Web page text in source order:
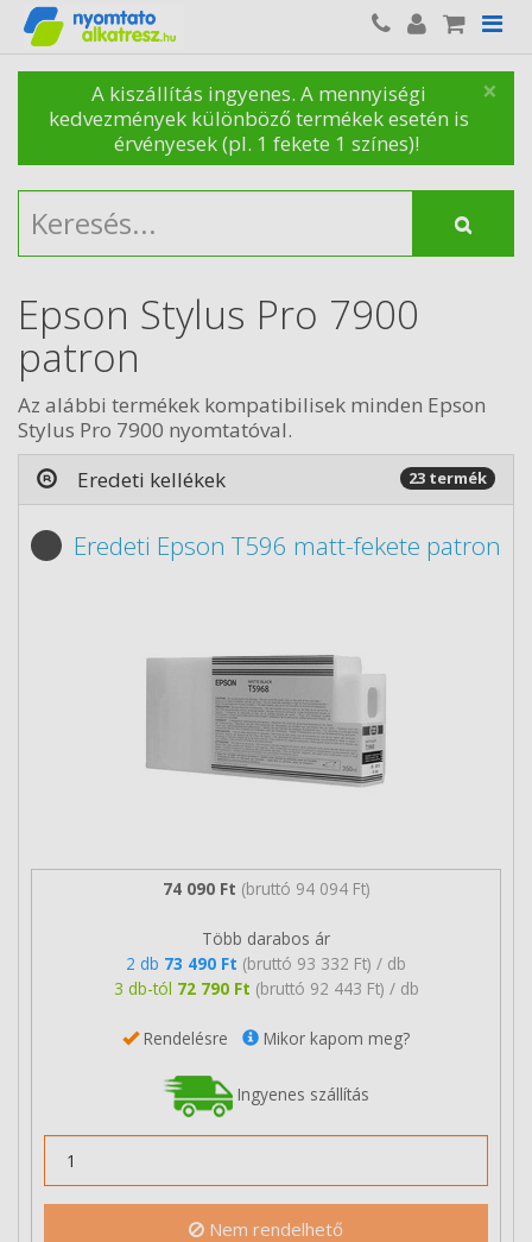
×
A kiszállítás ingyenes. A mennyiségi
kedvezmények különböző termékek esetén is
érvényesek (pl. 1 fekete 1 színes)!
Epson Stylus Pro 7900
patron
Az alábbi termékek kompatibilisek minden Epson
Stylus Pro 7900 nyomtatóval.
Eredeti kellékek
23 termék
Eredeti Epson T596 matt-fekete patron
74 090 Ft (bruttó 94 094 Ft)
Több darabos ár
2 db 73 490 Ft (bruttó 93 332 Ft) / db
3 db-tól 72 790 Ft (bruttó 92 443 Ft) / db
Rendelésre Mikor kapom meg?
Ingyenes szállítás
Nem rendelhető